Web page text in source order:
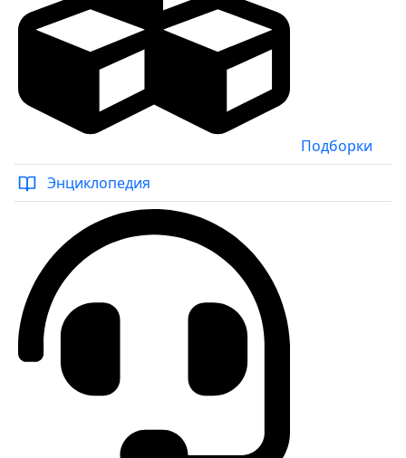
Подборки
Энциклопедия